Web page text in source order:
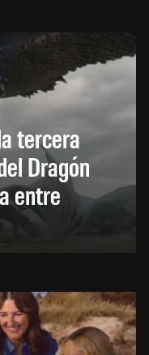
tercera
Dragón
entre